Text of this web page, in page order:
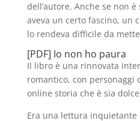
dell’autore. Anche se non
aveva un certo fascino, un
lo rendeva difficile da
[PDF] Io non ho paura
Il libro è una rinnovata
romantico, con personaggi
online storia che è sia
Era una lettura inquietante